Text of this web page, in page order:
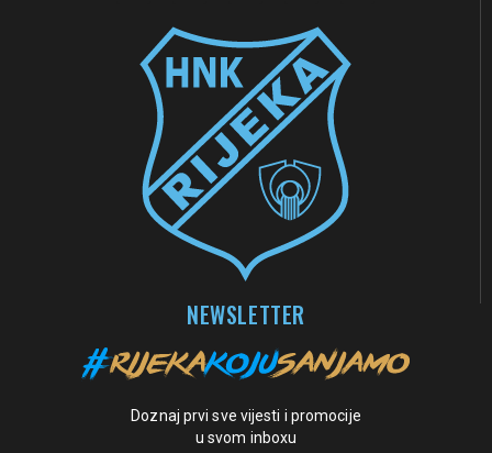
NEWSLETTER
Doznaj prvi sve vijesti i promocije
u svom inboxu